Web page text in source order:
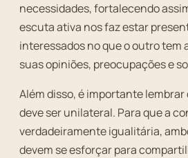
necessidades, fortalecendo
escuta ativa nos faz estar
interessados no que o outro tem
suas opiniões, preocupações e
Além disso, é importante
deve ser unilateral. Para que a
verdadeiramente igualitária,
devem se esforçar para